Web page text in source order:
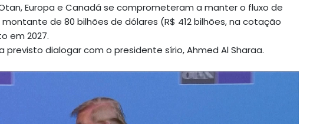
Europa e Canadá se comprometeram a manter o fluxo de
de 80 bilhões de dólares (R$ 412 bilhões, na cotação
em 2027.
previsto dialogar com o presidente sírio, Ahmed Al Sharaa.